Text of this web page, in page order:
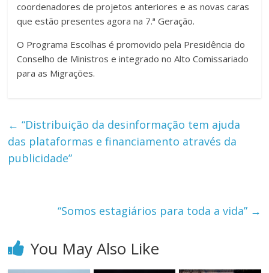
coordenadores de projetos anteriores e as novas caras
que estão presentes agora na 7.ª Geração.
O Programa Escolhas é promovido pela Presidência do
Conselho de Ministros e integrado no Alto Comissariado
para as Migrações.
← “Distribuição da desinformação tem ajuda
das plataformas e financiamento através da
publicidade”
“Somos estagiários para toda a vida” →
You May Also Like